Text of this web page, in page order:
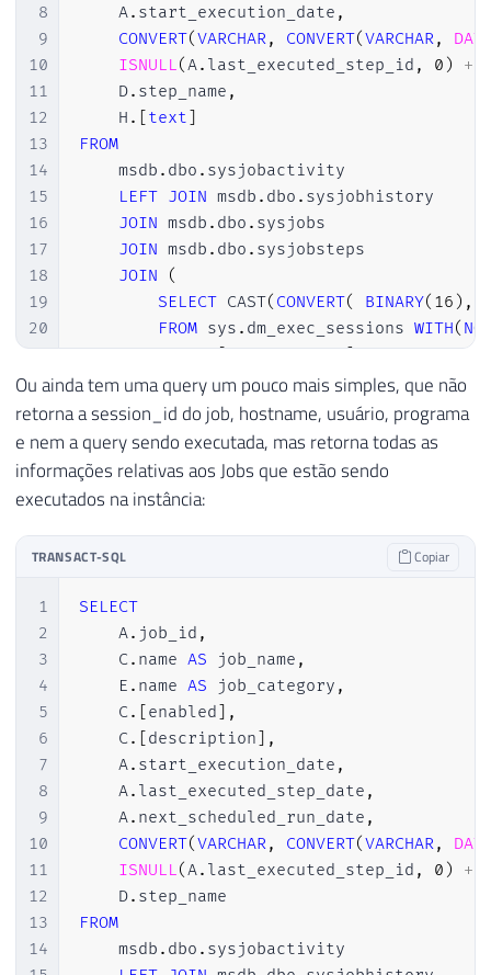
8
9
10
11
12
13
14
15
16
17
18
19
20
21
22
23
25
27
28
29
    A
. start_execution_date ,
CONVERT(VARCHAR, CONVERT(VARCHAR,
ISNULL(A. last_executed_step_id , 0 ) +
    D
. step_name ,
    H
. [text]
FROM
    msdb
. dbo . sysjobactivity
LEFT JOIN msdb . dbo . sysjobhistory
JOIN msdb . dbo . sysjobs
JOIN msdb . dbo . sysjobsteps
JOIN
(
SELECT CAST( CONVERT( BINARY( 16 ) ,
FROM sys . dm_exec_sessions WITH(
WHERE [program_name] LIKE
GROUP BY CAST(CONVERT( BINARY(16
)
JOIN sys . dm_exec_sessions
LEFT
sys
APPLY sys.
WHERE
    A
.session_id = ( SELECT TOP 1
AND
IS NOT
Ou ainda tem uma query um pouco mais simples, que não
retorna a session_id do job, hostname, usuário, programa
e nem a query sendo executada, mas retorna todas as
informações relativas aos Jobs que estão sendo
executados na instância:
TRANSACT-SQL Copiar
1
2
3
4
5
6
7
8
9
10
11
12
13
14
SELECT
    A
. job_id ,
    C
. name AS job_name ,
    E
. name AS job_category ,
    C
. [enabled] ,
    C
. [description] ,
    A
. start_execution_date ,
    A
. last_executed_step_date ,
    A
. next_scheduled_run_date ,
CONVERT(VARCHAR, CONVERT(VARCHAR,
ISNULL(A. last_executed_step_id , 0 ) +
    D
.
FROM
    msdb
. dbo . sysjobactivity